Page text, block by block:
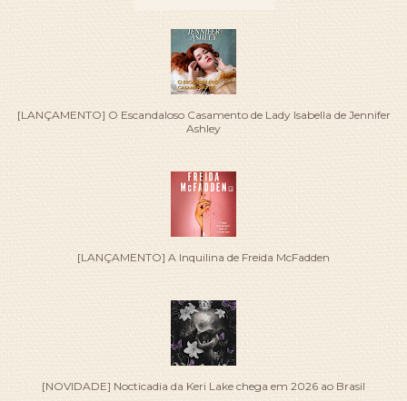
[LANÇAMENTO] O Escandaloso Casamento de Lady Isabella de Jennifer
Ashley
[LANÇAMENTO] A Inquilina de Freida McFadden
[NOVIDADE] Nocticadia da Keri Lake chega em 2026 ao Brasil